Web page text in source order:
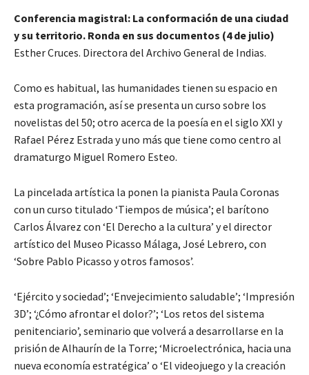
Conferencia magistral: La conformación de una ciudad
y su territorio. Ronda en sus documentos (4 de julio)
Esther Cruces. Directora del Archivo General de Indias.
Como es habitual, las humanidades tienen su espacio en
esta programación, así se presenta un curso sobre los
novelistas del 50; otro acerca de la poesía en el siglo XXI y
Rafael Pérez Estrada y uno más que tiene como centro al
dramaturgo Miguel Romero Esteo.
La pincelada artística la ponen la pianista Paula Coronas
con un curso titulado ‘Tiempos de música’; el barítono
Carlos Álvarez con ‘El Derecho a la cultura’ y el director
artístico del Museo Picasso Málaga, José Lebrero, con
‘Sobre Pablo Picasso y otros famosos’.
‘Ejército y sociedad’; ‘Envejecimiento saludable’; ‘Impresión
3D’; ‘¿Cómo afrontar el dolor?’; ‘Los retos del sistema
penitenciario’, seminario que volverá a desarrollarse en la
prisión de Alhaurín de la Torre; ‘Microelectrónica, hacia una
nueva economía estratégica’ o ‘El videojuego y la creación